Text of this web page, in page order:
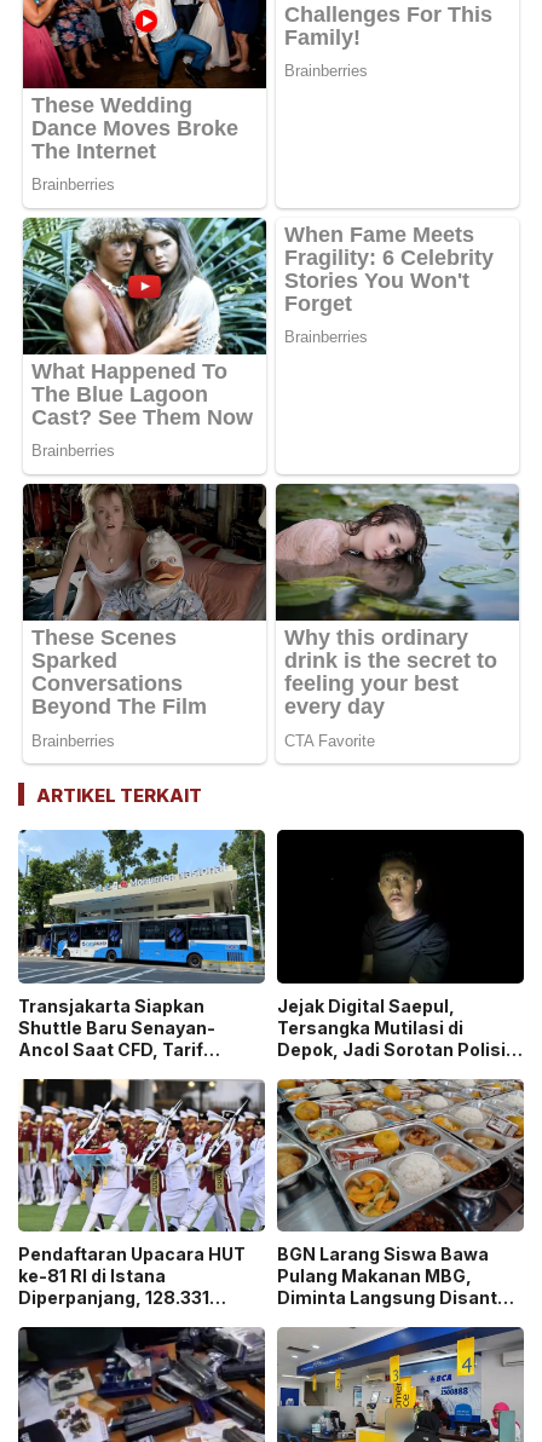
ARTIKEL TERKAIT
Transjakarta Siapkan
Shuttle Baru Senayan-
Ancol Saat CFD, Tarif
Jejak Digital Saepul,
Tersangka Mutilasi di
Depok, Jadi Sorotan Polisi
Pendaftaran Upacara HUT
ke-81 RI di Istana
Diperpanjang, 128.331
Ticket”
BGN Larang Siswa Bawa
Pulang Makanan MBG,
Diminta Langsung Disantap